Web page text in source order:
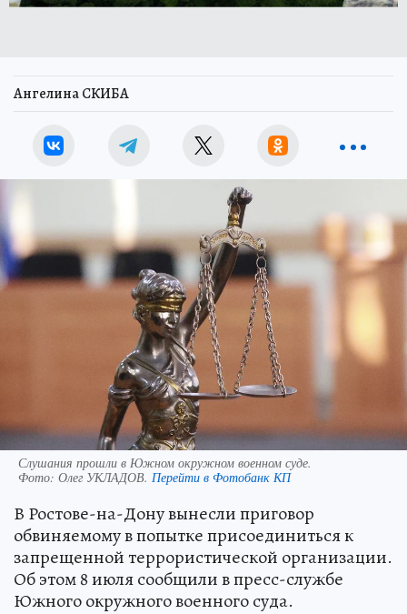
Ангелина СКИБА
Слушания прошли в Южном окружном военном суде.
Фото: Олег УКЛАДОВ. Перейти в Фотобанк КП
В Ростове-на-Дону вынесли приговор
обвиняемому в попытке присоединиться к
запрещенной террористической организации.
Об этом 8 июля сообщили в пресс-службе
Южного окружного военного суда.